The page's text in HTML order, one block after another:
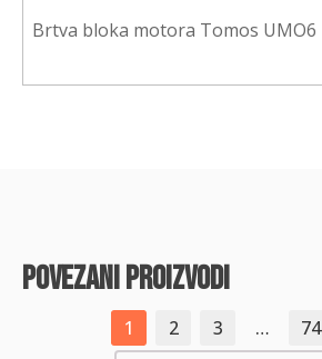
Brtva bloka motora Tomos UMO6
povezani proizvodi
1 2 3 … 74